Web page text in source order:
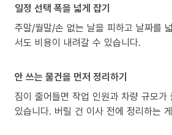
일정 선택 폭을 넓게 잡기
주말/월말/손 없는 날을 피하고 날짜를
서도 비용이 내려갈 수 있습니다.
안 쓰는 물건을 먼저 정리하기
짐이 줄어들면 작업 인원과 차량 규모가
있습니다. 버릴 건 이사 전에 정리하는